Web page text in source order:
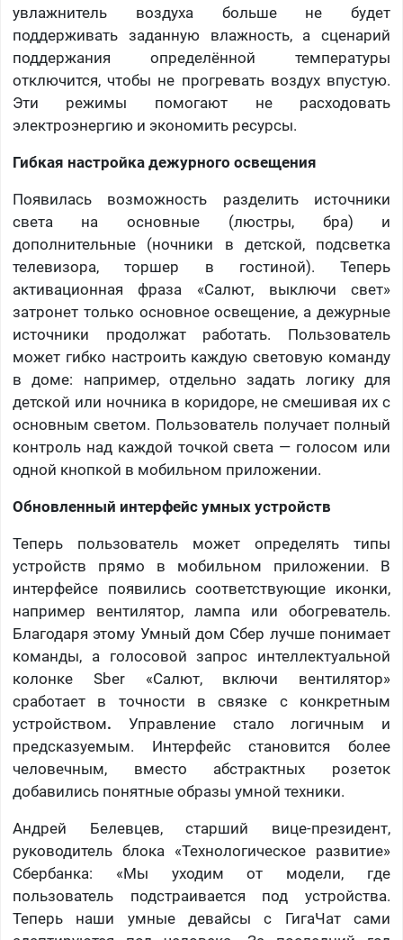
увлажнитель воздуха больше не будет
поддерживать заданную влажность, а сценарий
поддержания определённой температуры
отключится, чтобы не прогревать воздух впустую.
Эти режимы помогают не расходовать
электроэнергию и экономить ресурсы.
Гибкая настройка дежурного освещения
Появилась возможность разделить источники
света на основные (люстры, бра) и
дополнительные (ночники в детской, подсветка
телевизора, торшер в гостиной). Теперь
активационная фраза «Салют, выключи свет»
затронет только основное освещение, а дежурные
источники продолжат работать. Пользователь
может гибко настроить каждую световую команду
в доме: например, отдельно задать логику для
детской или ночника в коридоре, не смешивая их с
основным светом. Пользователь получает полный
контроль над каждой точкой света — голосом или
одной кнопкой в мобильном приложении.
Обновленный интерфейс умных устройств
Теперь пользователь может определять типы
устройств прямо в мобильном приложении. В
интерфейсе появились соответствующие иконки,
например вентилятор, лампа или обогреватель.
Благодаря этому Умный дом Сбер лучше понимает
команды, а голосовой запрос интеллектуальной
колонке Sber «Салют, включи вентилятор»
сработает в точности в связке с конкретным
устройством. Управление стало логичным и
предсказуемым. Интерфейс становится более
человечным, вместо абстрактных розеток
добавились понятные образы умной техники.
Андрей Белевцев, старший вице-президент,
руководитель блока «Технологическое развитие»
Сбербанка: «Мы уходим от модели, где
пользователь подстраивается под устройства.
Теперь наши умные девайсы с ГигаЧат сами